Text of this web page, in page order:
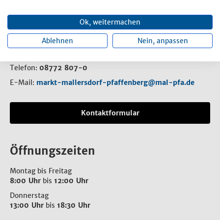
Ok, weitermachen
Ablehnen Nein, anpassen
Rathausplatz 1
Telefon: 08772 807-0
E-Mail: markt-mallersdorf-pfaffenberg@mal-pfa.de
Kontaktformular
Öffnungszeiten
Montag bis Freitag
8:00 Uhr bis 12:00 Uhr
Donnerstag
13:00 Uhr bis 18:30 Uhr